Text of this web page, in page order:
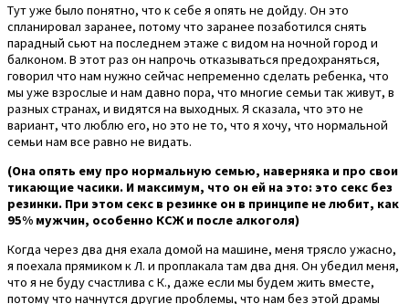
Тут уже было понятно, что к себе я опять не дойду. Он это
спланировал заранее, потому что заранее позаботился снять
парадный сьют на последнем этаже с видом на ночной город и
балконом. В этот раз он напрочь отказываться предохраняться,
говорил что нам нужно сейчас непременно сделать ребенка, что
мы уже взрослые и нам давно пора, что многие семьи так живут, в
разных странах, и видятся на выходных. Я сказала, что это не
вариант, что люблю его, но это не то, что я хочу, что нормальной
семьи нам все равно не видать.
(Она опять ему про нормальную семью, наверняка и про свои
тикающие часики. И максимум, что он ей на это: это секс без
резинки. При этом секс в резинке он в принципе не любит, как
95% мужчин, особенно КСЖ и после алкоголя)
Когда через два дня ехала домой на машине, меня трясло ужасно,
я поехала прямиком к Л. и проплакала там два дня. Он убедил меня,
что я не буду счастлива с К., даже если мы будем жить вместе,
потому что начнутся другие проблемы, что нам без этой драмы